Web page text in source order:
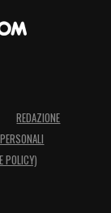
REDAZIONE
POLICY)